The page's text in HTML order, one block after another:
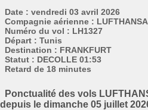
Date : vendredi 03 avril 2026
Compagnie aérienne : LUFTHANSA
Numéro du vol : LH1327
Départ : Tunis
Destination : FRANKFURT
Statut : DECOLLE 01:53
Retard de 18 minutes
Ponctualité des vols
depuis le dimanche 05 juillet